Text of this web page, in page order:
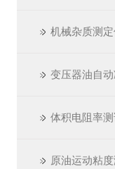
机械杂质测定
变压器油自
体积电阻率
原油运动粘